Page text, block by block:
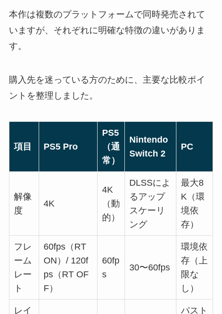
本作は複数のプラットフォームで同時発売されて
いますが、それぞれに明確な特徴の違いがありま
す。
購入先を迷っている方のために、主要な比較ポイ
ントを整理しました。
項目 PS5 Pro
PS5
（通
常）
Nintendo
Switch 2
PC
解像
度
4K
4K
（動
的）
DLSSによ
るアップ
スケーリ
ング
最大8
K（環
境依
存）
フレ
ーム
レー
ト
60fps（RT
ON）/ 120f
ps（RT OF
F）
60fp
s
30〜60fps
環境依
存（上
限な
し）
レイ
パスト